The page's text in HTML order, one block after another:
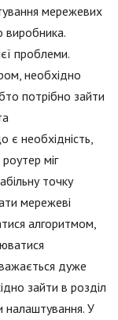
мережевих
виробника.
проблеми.
необхідно
потрібно зайти
є необхідність,
міг
точку
мережеві
алгоритмом,
дуже
зайти в розділ
налаштування. У